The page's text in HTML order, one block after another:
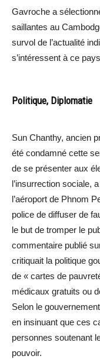
Gavroche a
saillantes au
survol de l’actualité
s’intéressent à ce
Politique, Diplomatie
Sun Chanthy, ancien
été condamné cette
de se présenter aux
l’insurrection sociale,
l’aéroport de Phnom
police de diffuser de
le but de tromper le
commentaire publié
critiquait la politique
de « cartes de
médicaux gratuits ou
Selon le
en insinuant que ces
personnes soutenant
pouvoir.